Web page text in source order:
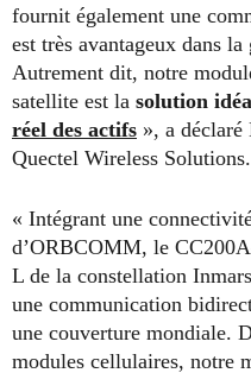
fournit également une
est très avantageux dans
Autrement dit, notre
satellite est la solution
réel des actifs », a
Quectel Wireless Solutions.
« Intégrant une
d’ORBCOMM, le
L de la constellation
une communication
une couverture mondiale.
modules cellulaires, notre